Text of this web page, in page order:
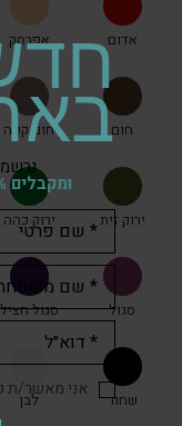
אדום אפרסק
חום חום קפה
ירוק זית ירוק כהה
סגול סגול חציל
שחור לבן
ומקבלים 10% הנחה
אני מאשר/ת